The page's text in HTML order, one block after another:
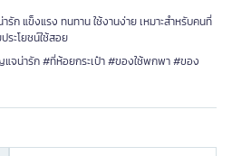
รัก แข็งแรง ทนทาน ใช้งานง่าย เหมาะสำหรับคนที่
ระโยชน์ใช้สอย
จน่ารัก #ที่ห้อยกระเป๋า #ของใช้พกพา #ของ